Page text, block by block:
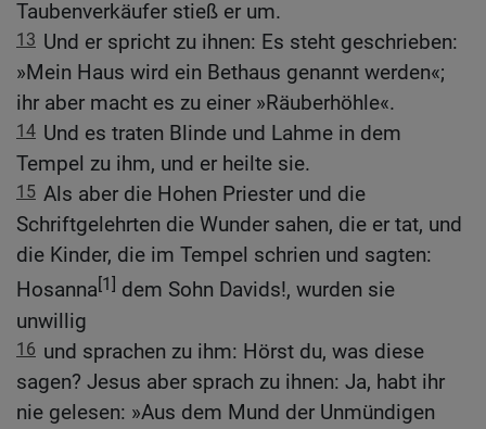
Taubenverkäufer stieß er um.
13 Und er spricht zu ihnen: Es steht geschrieben:
»Mein Haus wird ein Bethaus genannt werden«;
ihr aber macht es zu einer »Räuberhöhle«.
14 Und es traten Blinde und Lahme in dem
Tempel zu ihm, und er heilte sie.
15 Als aber die Hohen Priester und die
Schriftgelehrten die Wunder sahen, die er tat, und
die Kinder, die im Tempel schrien und sagten:
Hosanna[1] dem Sohn Davids!, wurden sie
unwillig
16 und sprachen zu ihm: Hörst du, was diese
sagen? Jesus aber sprach zu ihnen: Ja, habt ihr
nie gelesen: »Aus dem Mund der Unmündigen